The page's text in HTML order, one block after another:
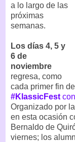
a lo largo de las
próximas
semanas.
Los días 4, 5 y
6 de
noviembre
regresa, como
cada primer fin
#KlassicFest
Organizado por
en esta ocasión
Bernaldo de
viernes; los